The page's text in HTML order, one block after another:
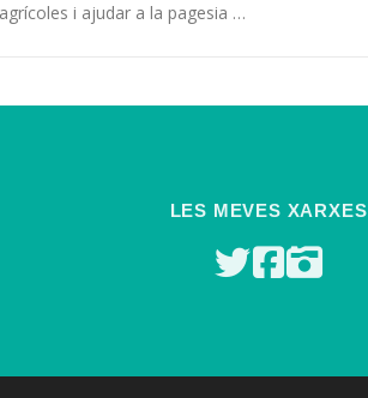
agrícoles i ajudar a la pagesia …
LES MEVES XARXES